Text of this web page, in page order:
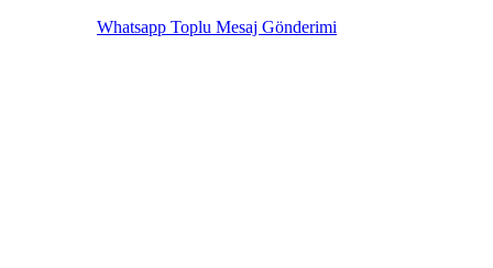
Whatsapp Toplu Mesaj Gönderimi